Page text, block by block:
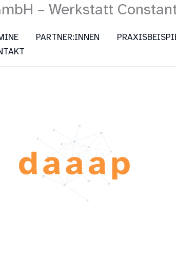
PARTNER:INNEN
– Werkstatt